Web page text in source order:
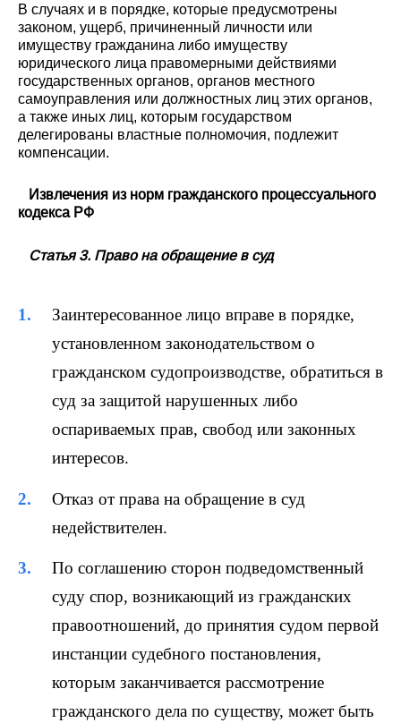
В случаях и в порядке, которые предусмотрены
законом, ущерб, причиненный личности или
имуществу гражданина либо имуществу
юридического лица правомерными действиями
государственных органов, органов местного
самоуправления или должностных лиц этих органов,
а также иных лиц, которым государством
делегированы властные полномочия, подлежит
компенсации.
Извлечения из норм гражданского процессуального
кодекса РФ
Статья 3. Право на обращение в суд
Заинтересованное лицо вправе в порядке,
установленном законодательством о
гражданском судопроизводстве, обратиться в
суд за защитой нарушенных либо
оспариваемых прав, свобод или законных
интересов.
Отказ от права на обращение в суд
недействителен.
По соглашению сторон подведомственный
суду спор, возникающий из гражданских
правоотношений, до принятия судом первой
инстанции судебного постановления,
которым заканчивается рассмотрение
гражданского дела по существу, может быть